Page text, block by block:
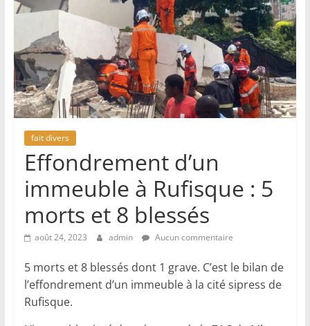
fait divers
Effondrement d’un
immeuble à Rufisque : 5
morts et 8 blessés
août 24, 2023 admin Aucun commentaire
5 morts et 8 blessés dont 1 grave. C’est le bilan de
l’effondrement d’un immeuble à la cité sipress de
Rufisque.